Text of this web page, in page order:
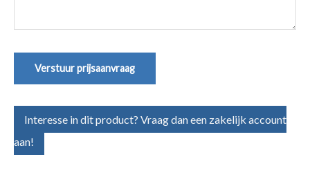
Verstuur prijsaanvraag
Interesse in dit product? Vraag dan een zakelijk account
aan!